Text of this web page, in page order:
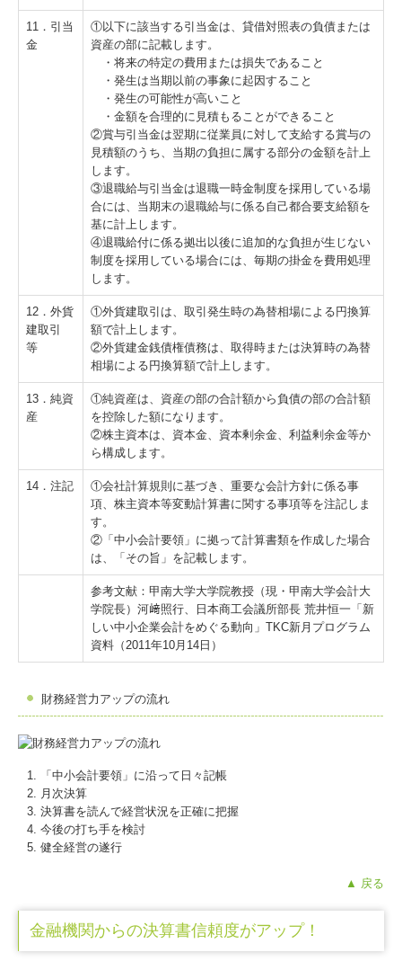
11．引当
金
①以下に該当する引当金は、貸借対照表の負債または
資産の部に記載します。
・将来の特定の費用または損失であること
・発生は当期以前の事象に起因すること
・発生の可能性が高いこと
・金額を合理的に見積もることができること
②賞与引当金は翌期に従業員に対して支給する賞与の
見積額のうち、当期の負担に属する部分の金額を計上
します。
③退職給与引当金は退職一時金制度を採用している場
合には、当期末の退職給与に係る自己都合要支給額を
基に計上します。
④退職給付に係る拠出以後に追加的な負担が生じない
制度を採用している場合には、毎期の掛金を費用処理
します。
12．外貨
建取引
等
①外貨建取引は、取引発生時の為替相場による円換算
額で計上します。
②外貨建金銭債権債務は、取得時または決算時の為替
相場による円換算額で計上します。
13．純資
産
①純資産は、資産の部の合計額から負債の部の合計額
を控除した額になります。
②株主資本は、資本金、資本剰余金、利益剰余金等か
ら構成します。
14．注記
①会社計算規則に基づき、重要な会計方針に係る事
項、株主資本等変動計算書に関する事項等を注記しま
す。
②「中小会計要領」に拠って計算書類を作成した場合
は、「その旨」を記載します。
参考文献：甲南大学大学院教授（現・甲南大学会計大
学院長）河﨑照行、日本商工会議所部長 荒井恒一「新
しい中小企業会計をめぐる動向」TKC新月プログラム
資料（2011年10月14日）
財務経営力アップの流れ
「中小会計要領」に沿って日々記帳
月次決算
決算書を読んで経営状況を正確に把握
今後の打ち手を検討
健全経営の遂行
▲ 戻る
金融機関からの決算書信頼度がアップ！